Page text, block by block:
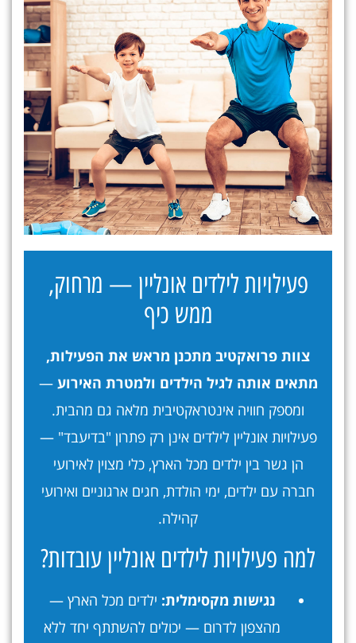
פעילויות לילדים אונליין — מרחוק,
ממש כיף
צוות פרואקטיב מתכנן מראש את הפעילות,
מתאים אותה לגיל הילדים ולמטרת האירוע —
ומספק חוויה אינטראקטיבית מלאה גם מהבית.
פעילויות אונליין לילדים אינן רק פתרון "בדיעבד" —
הן גשר בין ילדים מכל הארץ, כלי מצוין לאירועי
חברה עם ילדים, ימי הולדת, חגים ארגוניים ואירועי
קהילה.
למה פעילויות לילדים אונליין עובדות?
נגישות מקסימלית: ילדים מכל הארץ —
מהצפון לדרום — יכולים להשתתף יחד ללא